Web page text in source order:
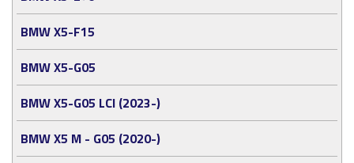
BMW X5-F15
BMW X5-G05
BMW X5-G05 LCI (2023-)
BMW X5 M - G05 (2020-)